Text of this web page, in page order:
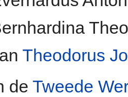
Theodorus
de Tweede